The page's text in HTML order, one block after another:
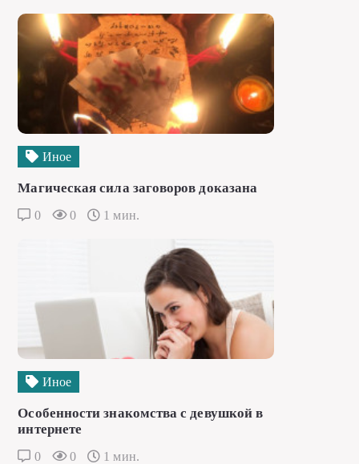
Иное
Магическая сила заговоров доказана
0 0 1 мин.
Иное
Особенности знакомства с девушкой в
интернете
0 0 1 мин.